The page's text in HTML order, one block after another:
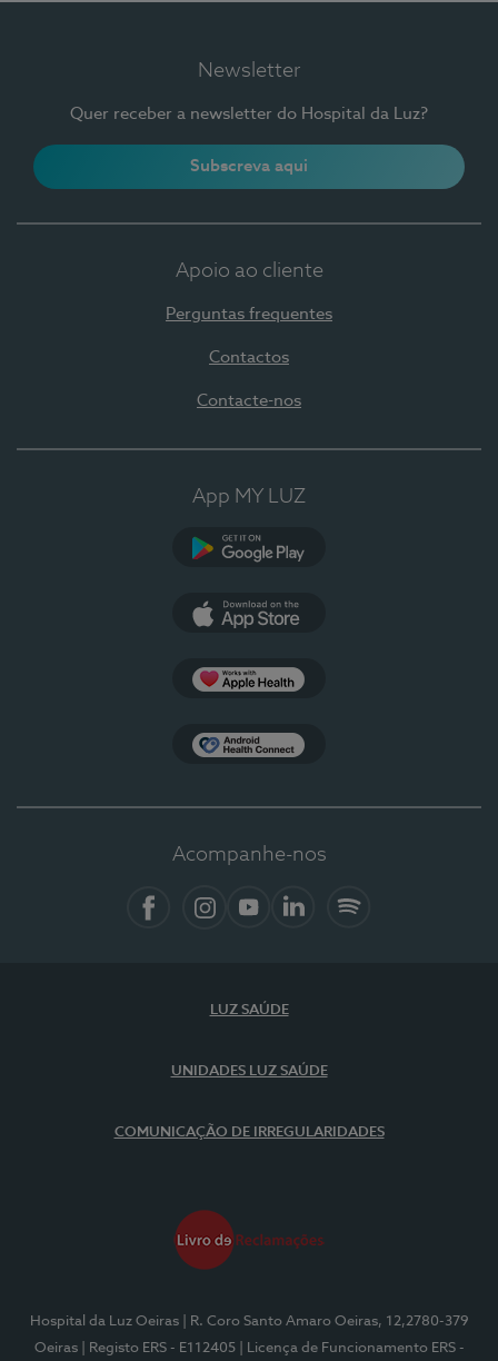
Newsletter
Quer receber a newsletter do Hospital da Luz?
Subscreva aqui
Apoio ao cliente
Perguntas frequentes
Contactos
Contacte-nos
App MY LUZ
Acompanhe-nos
LUZ SAÚDE
UNIDADES LUZ SAÚDE
COMUNICAÇÃO DE IRREGULARIDADES
Hospital da Luz Oeiras
| R. Coro Santo Amaro Oeiras, 12,2780-379
Oeiras
| Registo ERS - E112405
| Licença de Funcionamento ERS -